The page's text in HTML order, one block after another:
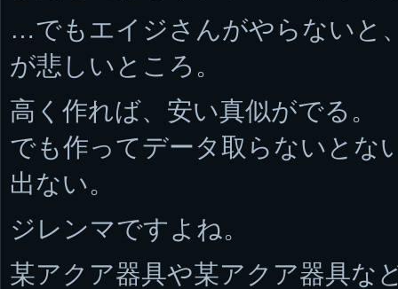
…でもエイジさんがやらないと
が悲しいところ。
高く作れば、安い真似がでる。
でも作ってデータ取らないとな
出ない。
ジレンマですよね。
某アクア器具や某アクア器具な